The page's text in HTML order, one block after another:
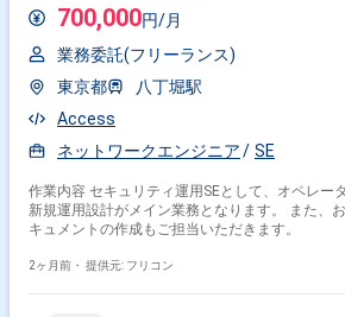
700,000円/月
業務委託(フリーランス)
東京都
八丁堀駅
Access
ネットワークエンジニア
SE
作業内容 セキュリティ運用SEとして、オペレー
新規運用設計がメイン業務となります。 また、
キュメントの作成もご担当いただきます。
2ヶ月前・ 提供元: フリコン